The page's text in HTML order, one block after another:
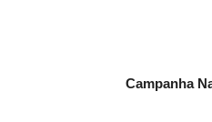
Campanha